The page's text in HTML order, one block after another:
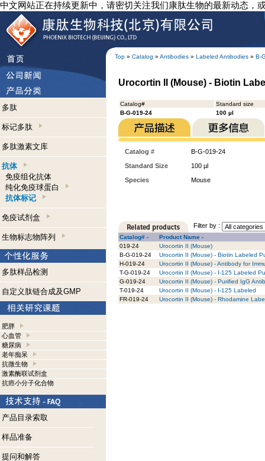
中文网站正在持续更新中，请密切关注我们康肽生物的最新动态，
Top » Catalog » Antibodies » Labeled Antibodies » B-
多肽
标记多肽
多肽激素文库
抗体
免疫组化抗体
纯化免疫球蛋白
抗体标记
免疫试剂盒
生物标志物阵列
多肽样品检测
自定义肽链合成及GMP
肥胖
心血管
糖尿病
老年痴呆
抗微生物
激素酶联试剂盒
抗癌小分子化合物
产品目录索取
样品准备
提问和解答
Urocortin II (Mouse) - Biotin
Catalog#
Standard size
B-G-019-24
100 µl
Catalog #
B-G-019-24
Standard Size
100 µl
Species
Mouse
Filter by :
Catalog# -
Product Name -
019-24
Urocortin II (Mouse)
B-G-019-24
Urocortin II (Mouse) - Biotin Labeled
H-019-24
Urocortin II (Mouse) - Antibody for
T-G-019-24
Urocortin II (Mouse) - I-125 Labeled
G-019-24
Urocortin II (Mouse) - Purified IgG
T-019-24
Urocortin II (Mouse) - I-125 Labeled
FR-019-24
Urocortin II (Mouse) - Rhodamine